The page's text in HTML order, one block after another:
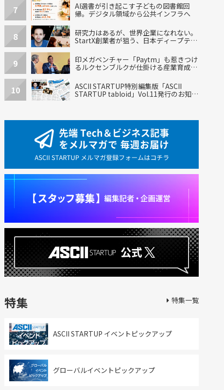
7
AI選書が引き起こす子どもの図書館回
帰。デジタル領域から公共インフラへ
8
研究力はあるが、世界企業になれない。
StartX創業者が狙う、日本ディープテッ
9
印メガベンチャー「Paytm」も惹きつけ
るルクセンブルクが仕掛ける産業育成エ
10
ASCII STARTUP特別編集版「ASCII
STARTUP tabloid」Vol.11発行のお知ら
特集
ASCII STARTUP イベントピックアップ
グローバルイベントピックアップ
特集一覧